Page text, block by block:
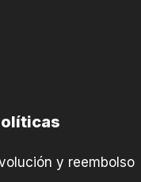
y reembolso